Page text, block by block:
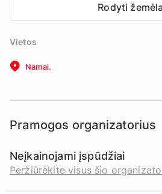
Vietos
Namai.
Rodyti
Pramogos organizatorius
Neįkainojami įspūdžiai
Peržiūrėkite visus šio